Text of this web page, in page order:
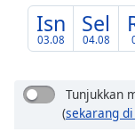
Current
0:00
Loaded:
0.00%
Isn
03.08
Sel
04.08
Tunjukkan
(sekarang di